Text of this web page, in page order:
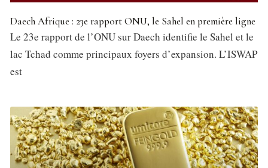
Daech Afrique : 23e rapport ONU, le Sahel en première ligne
Le 23e rapport de l’ONU sur Daech identifie le Sahel et le
lac Tchad comme principaux foyers d’expansion. L’ISWAP
est